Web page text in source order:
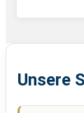
Unsere